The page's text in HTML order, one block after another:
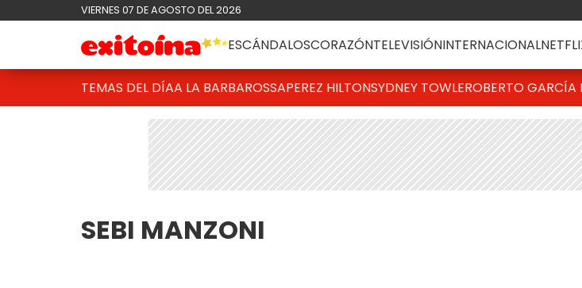
VIERNES 07 DE AGOSTO DEL 2026
ESCÁNDALOSCORAZÓNTELEVISIÓNINTERNACIONAL
TEMAS DEL DÍAA LA BARBAROSSAPEREZ HILTONSYDNEY TOWLEROBERTO GARCÍA
SEBI MANZONI